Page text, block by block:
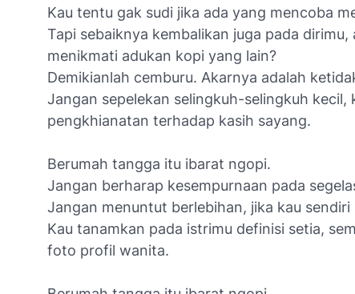
Kau tentu gak sudi jika ada yang mencoba
Tapi sebaiknya kembalikan juga pada
menikmati adukan kopi yang lain?
Demikianlah cemburu. Akarnya adalah
Jangan sepelekan selingkuh-selingkuh kecil,
pengkhianatan terhadap kasih sayang.
Berumah tangga itu ibarat ngopi.
Jangan berharap kesempurnaan pada
Jangan menuntut berlebihan, jika kau sendiri
Kau tanamkan pada istrimu definisi setia,
foto profil wanita.